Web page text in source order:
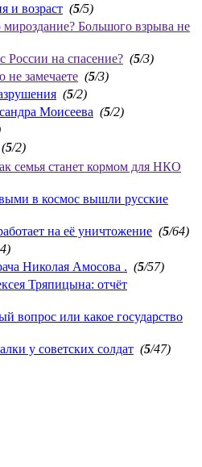
и возраст (5/5)
Большого взрыва не
на спасение? (5/3)
замечаете (5/3)
(5/2)
Моисеева (5/2)
(5/2)
семья станет кормом для НКО
в космос вышли русские
на её уничтожение (5/64)
Николая Амосова . (5/57)
Тряпицына: отчёт
вопрос или какое государство
у советских солдат (5/47)